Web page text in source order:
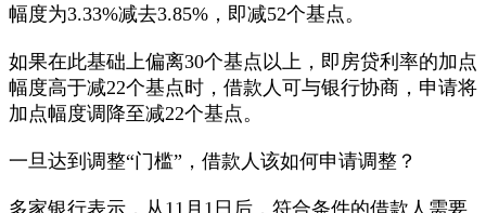
幅度为3.33%减去3.85%，即减52个基点。
如果在此基础上偏离30个基点以上，即房贷利率的加点
幅度高于减22个基点时，借款人可与银行协商，申请将
加点幅度调降至减22个基点。
一旦达到调整“门槛”，借款人该如何申请调整？
多家银行表示，从11月1日后，符合条件的借款人需要